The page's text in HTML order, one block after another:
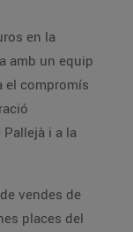
en la
amb un equip
el compromís
i a la
vendes de
places del